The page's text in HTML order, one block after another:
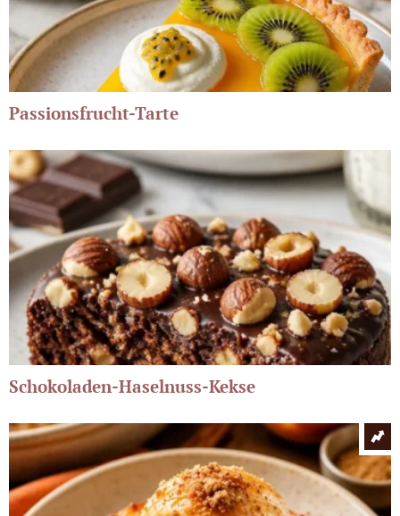
Passionsfrucht-Tarte
Schokoladen-Haselnuss-Kekse